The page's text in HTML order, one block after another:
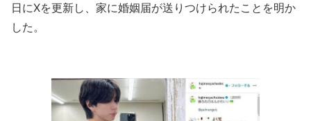
日にXを更新し、家に婚姻届が送りつけられたことを明か
した。